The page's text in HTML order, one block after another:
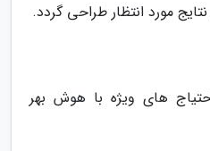
مورد انتظار طراحی گردد.
های ویژه با هوش بهر